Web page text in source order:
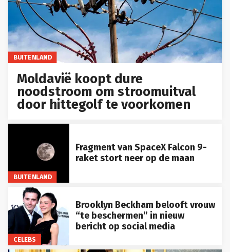
BUITENLAND
Moldavië koopt dure
noodstroom om stroomuitval
door hittegolf te voorkomen
BUITENLAND
Fragment van SpaceX Falcon 9-
raket stort neer op de maan
CELEBS
Brooklyn Beckham belooft vrouw
“te beschermen” in nieuw
bericht op social media